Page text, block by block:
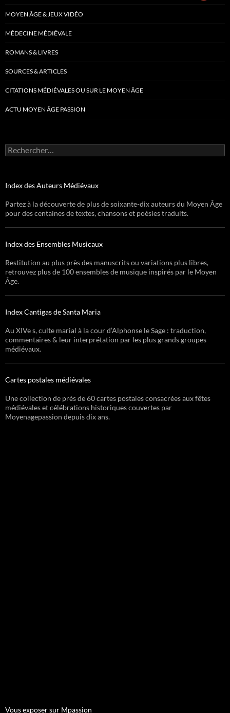
MOYEN ÂGE & JEUX VIDÉO
MÉDECINE MÉDIÉVALE
ROMANS & LIVRES
SOURCES & ARTICLES
CITATIONS MÉDIÉVALES OU SUR LE MOYEN ÂGE
ACTU MOYEN ÂGE PASSION
Rechercher :
Index des Auteurs Médiévaux
Partez à la découverte de plus de soixante-dix auteurs du Moyen Âge
pour des centaines de textes, chansons et poésies traduits.
Index des Ensembles Musicaux
Restitution au plus près des manuscrits ou variations plus libres,
retrouvez plus de 100 ensembles de musique inspirés par le Moyen
Âge.
Index Cantigas de Santa Maria
Au XIVe s, culte marial à la cour d’Alphonse le Sage : traduction,
commentaires & leur interprétation par les plus grands groupes
médiévaux.
Cartes postales médiévales
Une collection de près de 60 cartes postales consacrées aux fêtes
médiévales et célébrations historiques couvertes par
Moyenagepassion depuis dix ans.
Vous exposer sur Mpassion